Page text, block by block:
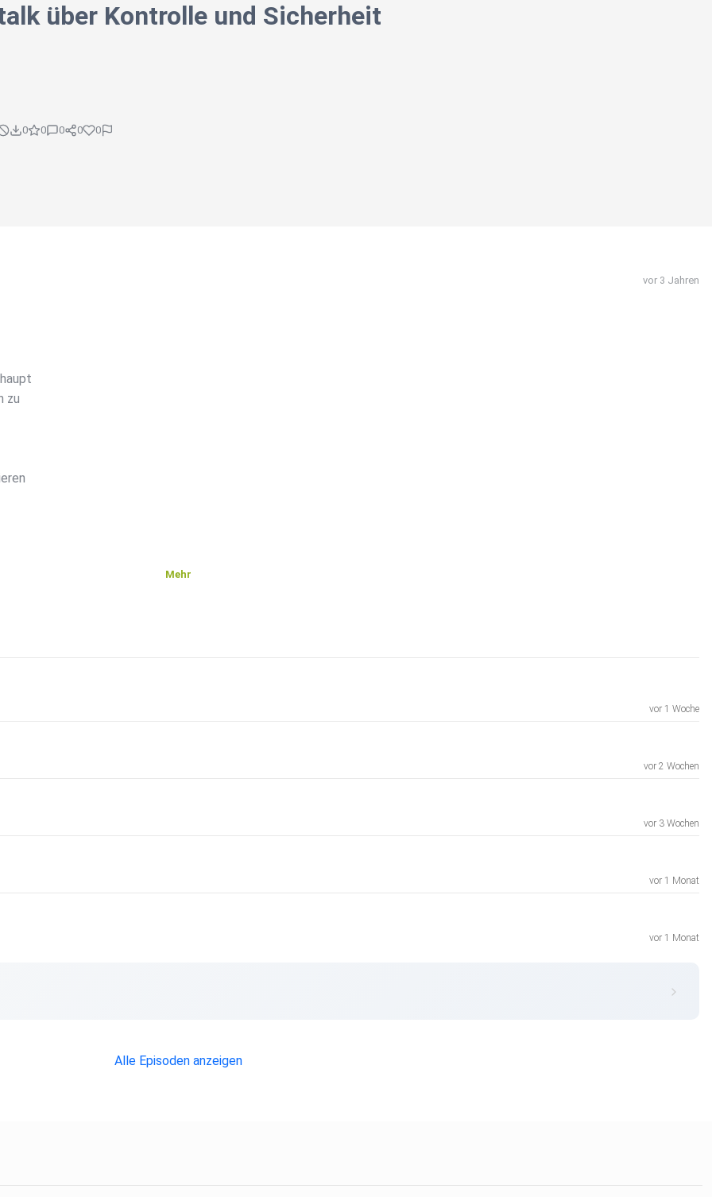
über Kontrolle und Sicherheit
0 0 0 0 0
vor 3 Jahren
zu
Mehr
vor 1 Woche
vor 2 Wochen
vor 3 Wochen
vor 1 Monat
vor 1 Monat
Alle Episoden anzeigen